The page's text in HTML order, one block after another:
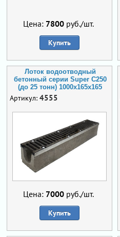
Цена: 7800руб./шт.
Купить
Лоток водоотводный
бетонный серии Super С250
(до 25 тонн) 1000x165x165
Артикул: 4555
Цена: 7000руб./шт.
Купить